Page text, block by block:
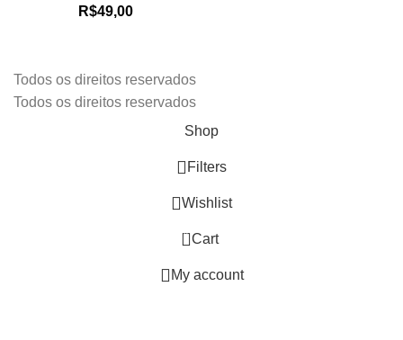
R$49,00
Todos os direitos reservados
Todos os direitos reservados
Shop
Filters
Wishlist
0 Cart
My account